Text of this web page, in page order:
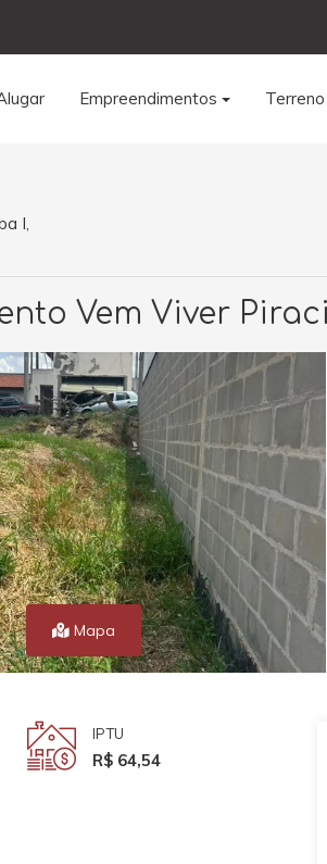
Empreendimentos
I,
Vem Viver
Mapa
IPTU
R$ 64,54